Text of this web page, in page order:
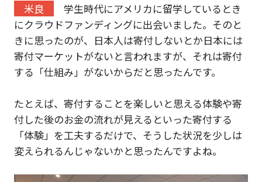
米良
学生時代にアメリカに留学しているとき
にクラウドファンディングに出会いました。そのと
きに思ったのが、日本人は寄付しないとか日本には
寄付マーケットがないと言われますが、それは寄付
する「仕組み」がないからだと思ったんです。
たとえば、寄付することを楽しいと思える体験や寄
付した後のお金の流れが見えるといった寄付する
「体験」を工夫するだけで、そうした状況を少しは
変えられるんじゃないかと思ったんですよね。